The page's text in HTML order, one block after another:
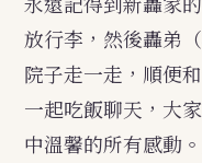
放行李，然後轟弟
院子走一走，順便
一起吃飯聊天，大
中溫馨的所有感動